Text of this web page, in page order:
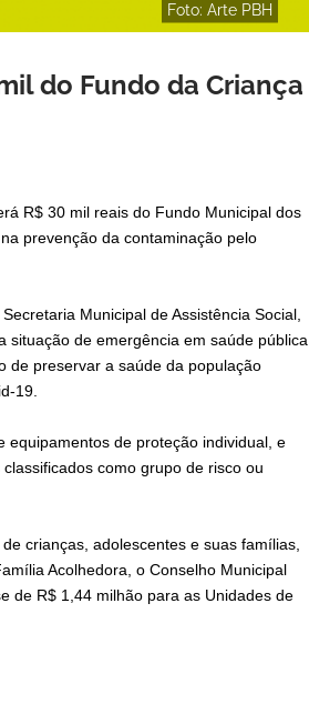
Foto: Arte PBH
do Fundo da Criança
R$ 30 mil reais do Fundo Municipal dos
prevenção da contaminação pelo
Municipal de Assistência Social,
situação de emergência em saúde pública
de preservar a saúde da população
19.
equipamentos de proteção individual, e
como grupo de risco ou
crianças, adolescentes e suas famílias,
Acolhedora, o Conselho Municipal
de R$ 1,44 milhão para as Unidades de